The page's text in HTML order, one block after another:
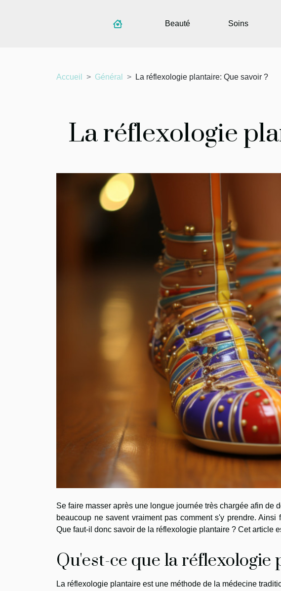
Beauté Soins
Accueil Général La réflexologie plantaire: Que savoir ?
La réflexologie
Se faire masser après une longue journée très chargée afin de
beaucoup ne savent vraiment pas comment s'y prendre.
Que faut-il donc savoir de la réflexologie plantaire ? Cet article
Qu'est-ce que la réflexologie
La réflexologie plantaire est une méthode de la médecine